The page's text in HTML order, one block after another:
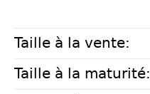
Taille à la vente:
Taille à la maturité: